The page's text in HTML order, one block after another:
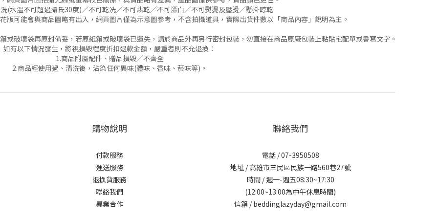
(水溫不可超過攝氏30度)／不可乾洗／不可烘乾／不可漂白／不可熨燙及壓燙／懸掛晾乾
可能會與商品圖略有出入，網頁圖片僅為示意圖參考，不含拍攝道具，實際出貨件數以「商品內容」說明為主。
破壞袋再原封備妥，若原紙箱或破壞袋已遺失，請於商品外再另行密封包裝，勿直接在商品原廠包裝上粘貼宅配單或書寫文字。
如有以下情況發生，將視損毀程度折扣退款金額，嚴重者則不允退換：
1.商品附屬配件、贈品損毀╱不齊全
2.商品經使用過、清洗後，沾染任何異味(體味、香味、菸味等)。
購物說明
付款服務
運送服務
退換貨服務
聯絡我們
異業合作
聯絡我們
電話 / 07-3950508
地址 / 高雄市三民區民族一路560巷27號
時間 / 週一-週五08:30~17:30
(12:00~13:00為中午休息時間)
信箱 / beddinglazyday@gmail.com